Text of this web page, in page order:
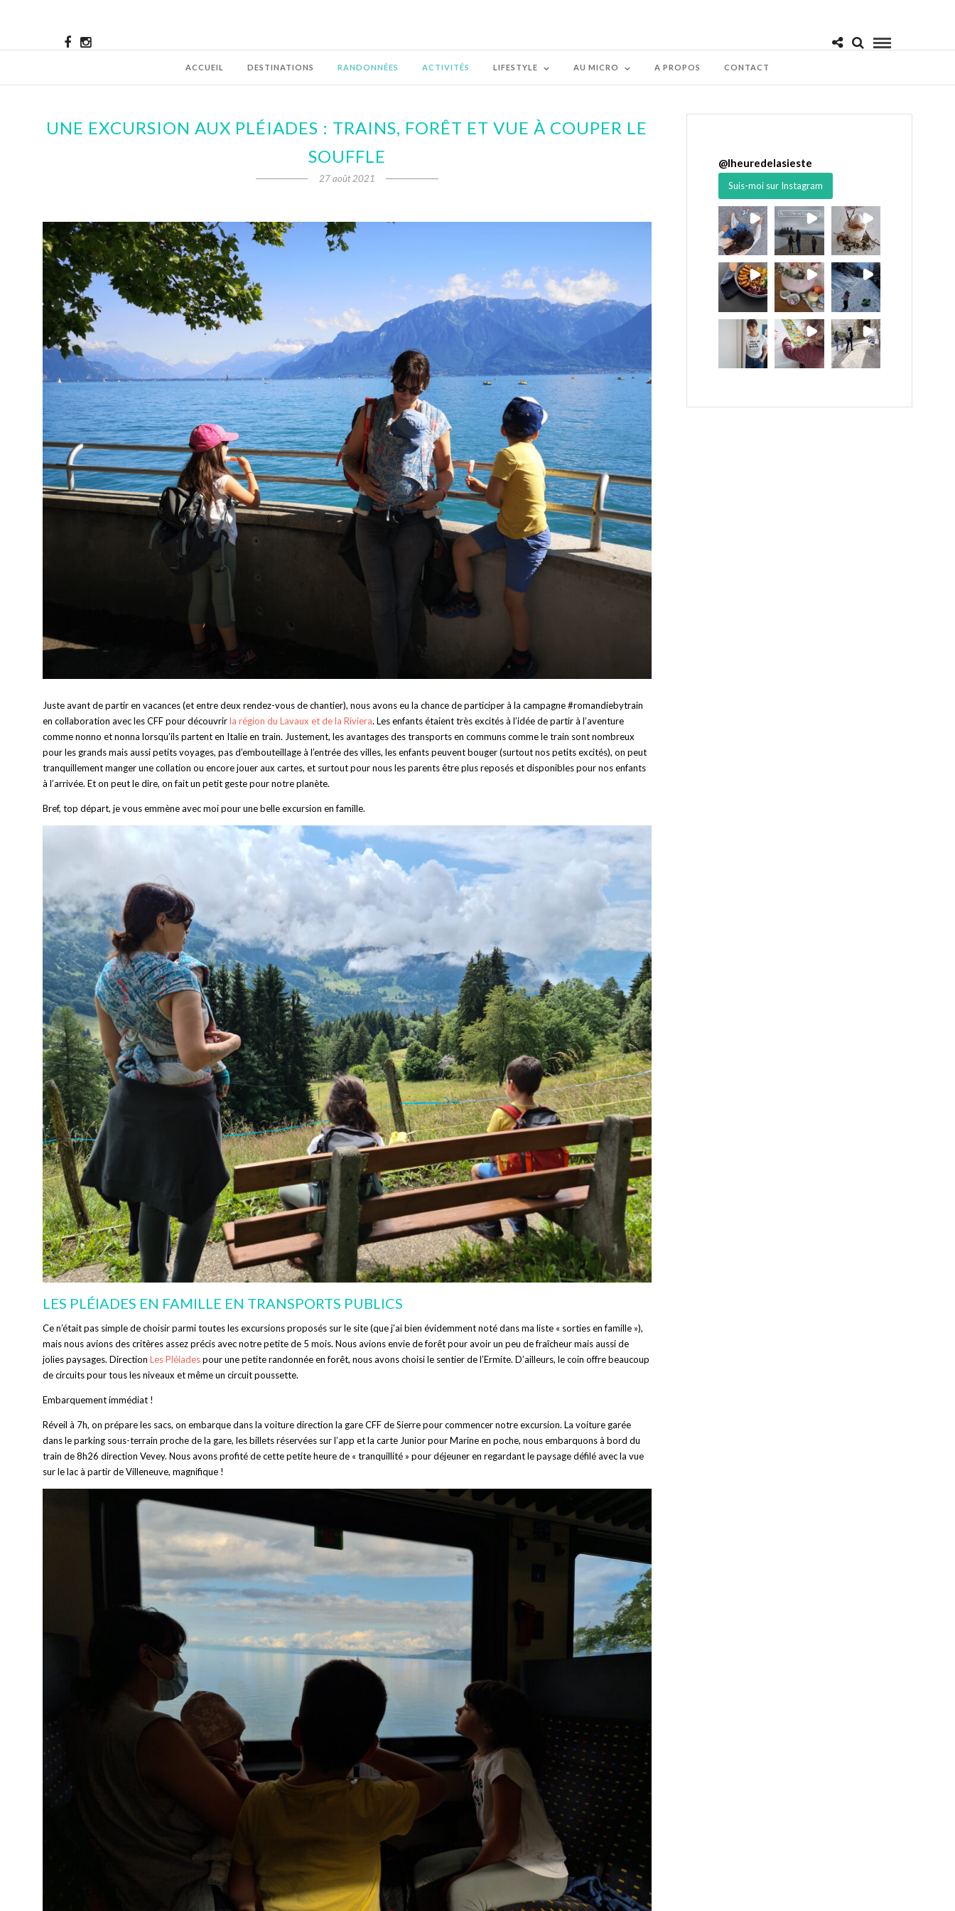
ACCUEIL DESTINATIONS RANDONNÉES ACTIVITÉS LIFESTYLE AU MICRO A PROPOS CONTACT
UNE EXCURSION AUX PLÉIADES : TRAINS, FORÊT ET VUE À COUPER LE
SOUFFLE
27 août 2021
Juste avant de partir en vacances (et entre deux rendez-vous de chantier), nous avons eu la chance de participer à la campagne #romandiebytrain
en collaboration avec les CFF pour découvrirla région du Lavaux et de la Riviera. Les enfants étaient très excités à l’idée de partir à l’aventure
comme nonno et nonna lorsqu’ils partent en Italie en train. Justement, les avantages des transports en communs comme le train sont nombreux
pour les grands mais aussi petits voyages, pas d’embouteillage à l’entrée des villes, les enfants peuvent bouger (surtout nos petits excités), on peut
tranquillement manger une collation ou encore jouer aux cartes, et surtout pour nous les parents être plus reposés et disponibles pour nos enfants
à l’arrivée. Et on peut le dire, on fait un petit geste pour notre planète.
Bref, top départ, je vous emmène avec moi pour une belle excursion en famille.
LES PLÉIADES EN FAMILLE EN TRANSPORTS PUBLICS
Ce n’était pas simple de choisir parmi toutes les excursions proposés sur le site (que j’ai bien évidemment noté dans ma liste « sorties en famille »),
mais nous avions des critères assez précis avec notre petite de 5 mois. Nous avions envie de forêt pour avoir un peu de fraîcheur mais aussi de
jolies paysages. Direction Les Pléiadespour une petite randonnée en forêt, nous avons choisi le sentier de l’Ermite. D’ailleurs, le coin offre beaucoup
de circuits pour tous les niveaux et même un circuit poussette.
Embarquement immédiat !
Réveil à 7h, on prépare les sacs, on embarque dans la voiture direction la gare CFF de Sierre pour commencer notre excursion. La voiture garée
dans le parking sous-terrain proche de la gare, les billets réservées sur l’app et la carte Junior pour Marine en poche, nous embarquons à bord du
train de 8h26 direction Vevey. Nous avons profité de cette petite heure de « tranquillité » pour déjeuner en regardant le paysage défilé avec la vue
sur le lac à partir de Villeneuve, magnifique !
@lheuredelasieste
Suis-moi sur Instagram